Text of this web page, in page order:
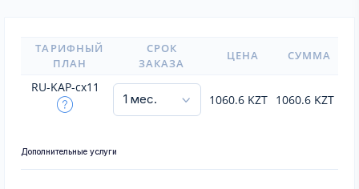
ТАРИФНЫЙ
ПЛАН
СРОК
ЗАКАЗА
ЦЕНА СУММА
RU-KAP-cx11
1060.6 KZT 1060.6 KZT
Дополнительные услуги